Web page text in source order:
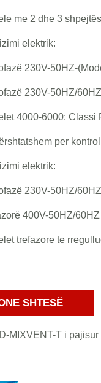
me 2 dhe 3
elektrik:
230V-50HZ-
230V-50HZ/
4000-6000: Classi
per
elektrik:
230V-50HZ/
400V-50HZ/
trefazore te
SHTESË
MIXVENT-T i pajisur